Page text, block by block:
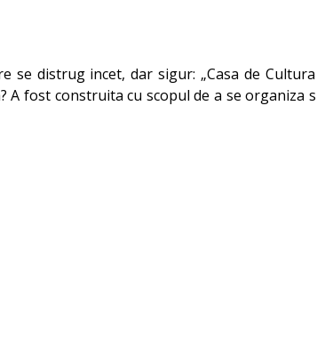
se distrug incet, dar sigur: „Casa de
A fost construita cu scopul de a se organiza